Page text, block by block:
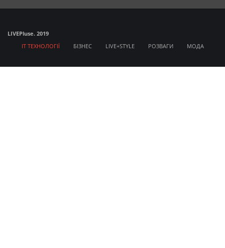
LIVEPluse. 2019
IT ТЕХНОЛОГІЇ
БІЗНЕС LIVE+STYLE РОЗВАГИ МОДА